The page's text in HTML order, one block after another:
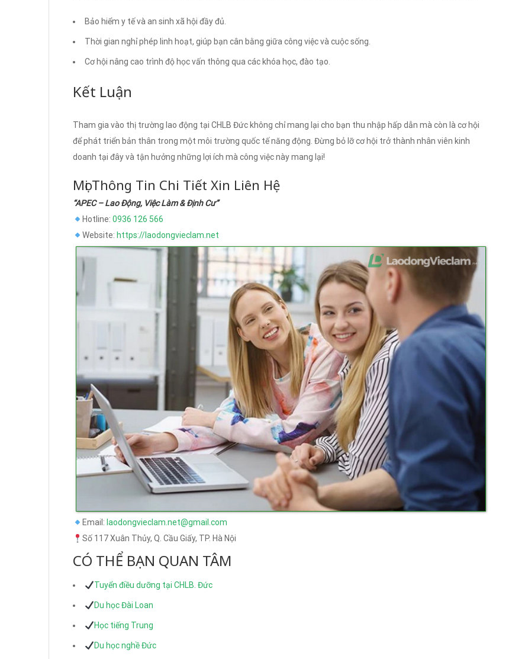
Bảo hiểm y tế và an sinh xã hội đầy đủ.
Thời gian nghỉ phép linh hoạt, giúp bạn cân bằng giữa công việc và cuộc sống.
Cơ hội nâng cao trình độ học vấn thông qua các khóa học, đào tạo.
Kết Luận
Tham gia vào thị trường lao động tại CHLB Đức không chỉ mang lại cho bạn thu nhập hấp dẫn mà còn là cơ hội
để phát triển bản thân trong một môi trường quốc tế năng động. Đừng bỏ lỡ cơ hội trở thành nhân viên kinh
doanh tại đây và tận hưởng những lợi ích mà công việc này mang lại!
Mọi Thông Tin Chi Tiết Xin Liên Hệ
“APEC – Lao Động, Việc Làm & Định Cư”
Hotline: 0936 126 566
Website: https://laodongvieclam.net
Email: laodongvieclam.net@gmail.com
Số 117 Xuân Thủy, Q. Cầu Giấy, TP. Hà Nội
CÓ THỂ BẠN QUAN TÂM
Tuyển điều dưỡng tại CHLB. Đức
Du học Đài Loan
Học tiếng Trung
Du học nghề Đức